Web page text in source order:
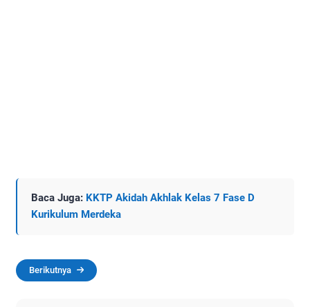
Baca Juga: KKTP Akidah Akhlak Kelas 7 Fase D
Kurikulum Merdeka
Berikutnya